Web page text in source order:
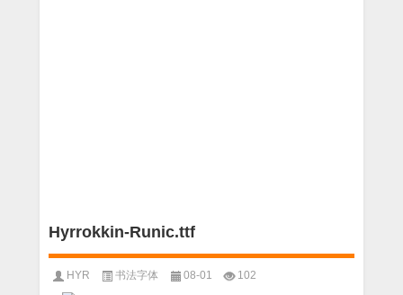
Hyrrokkin-Runic.ttf
HYR 书法字体 08-01 102